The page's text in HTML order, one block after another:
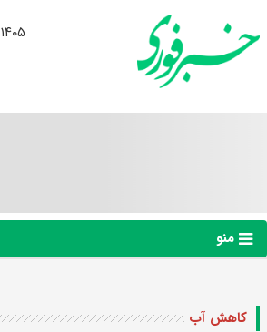
۱۴۰۵ مرداد ۱۸, یکشنبه
منو
کاهش آب